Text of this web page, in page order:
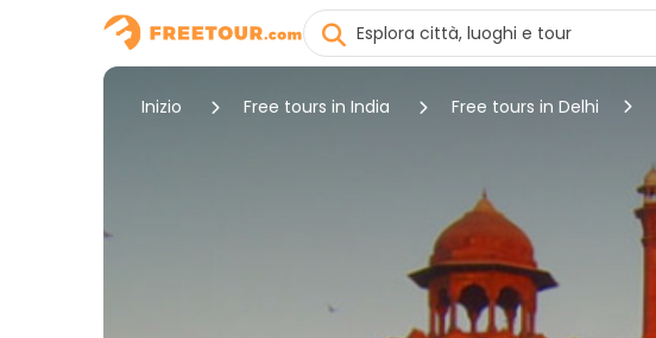
Inizio Free tours in India Free tours in Delhi